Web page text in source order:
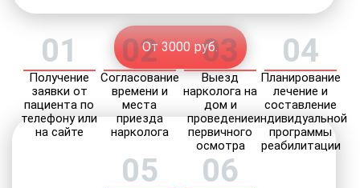
От 3000 руб.
01
Получение
заявки от
пациента по
телефону или
на сайте
02
Согласование
времени и
места
приезда
нарколога
03
Выезд
нарколога на
дом и
проведение
первичного
осмотра
04
Планирование
лечение и
составление
индивидуальной
программы
реабилитации
05 06